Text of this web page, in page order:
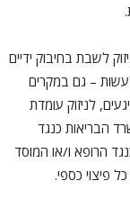
לשבת בחיבוק ידיים
לעשות – גם במקרים
לניזוק עומדת
הבריאות כנגד
הרופא ו/או המוסד
פיצוי כספי.